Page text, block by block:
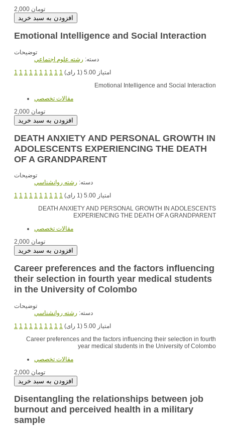
2,000 تومان
Emotional Intelligence and Social Interaction
توضیحات
دسته: رشته علوم اجتماعي
1 1 1 1 1 1 1 1 1 1
امتیاز 5.00 (1 رای)
Emotional Intelligence and Social Interaction
مقالات تخصصي
2,000 تومان
DEATH ANXIETY AND PERSONAL GROWTH IN
ADOLESCENTS EXPERIENCING THE DEATH
OF A GRANDPARENT
توضیحات
دسته: رشته روانشناسي
1 1 1 1 1 1 1 1 1 1
امتیاز 5.00 (1 رای)
DEATH ANXIETY AND PERSONAL GROWTH IN ADOLESCENTS
EXPERIENCING THE DEATH OF A GRANDPARENT
مقالات تخصصي
2,000 تومان
Career preferences and the factors influencing
their selection in fourth year medical students
in the University of Colombo
توضیحات
دسته: رشته روانشناسي
1 1 1 1 1 1 1 1 1 1
امتیاز 5.00 (1 رای)
Career preferences and the factors influencing their selection in fourth
year medical students in the University of Colombo
مقالات تخصصي
2,000 تومان
Disentangling the relationships between job
burnout and perceived health in a military
sample